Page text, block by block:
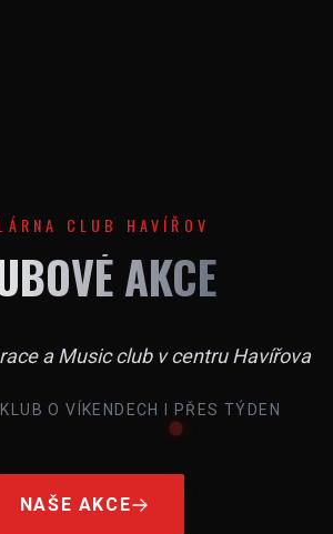
CLUB HAVÍŘOV
AKCE
a Music club v centru Havířova
O VÍKENDECH I PŘES TÝDEN
NAŠE AKCE